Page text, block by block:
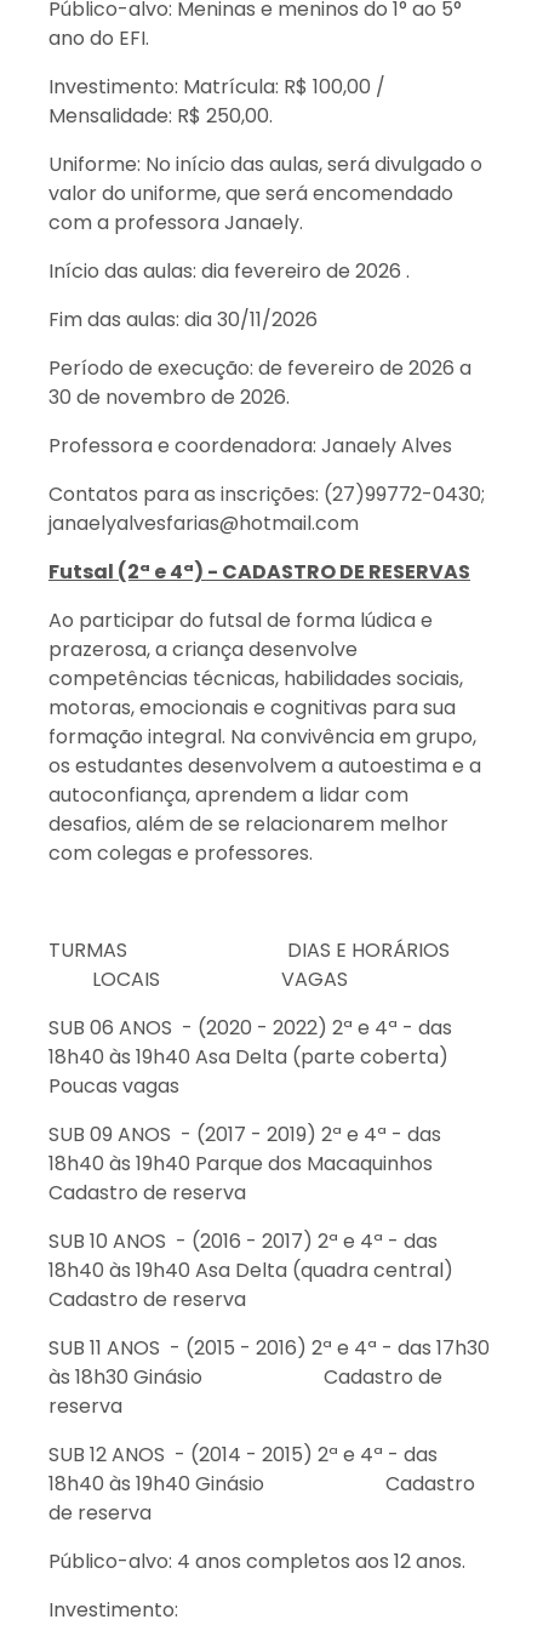
Público-alvo: Meninas e meninos do 1° ao 5°
ano do EFI.
Investimento: Matrícula: R$ 100,00 /
Mensalidade: R$ 250,00.
Uniforme: No início das aulas, será divulgado o
valor do uniforme, que será encomendado
com a professora Janaely.
Início das aulas: dia fevereiro de 2026 .
Fim das aulas: dia 30/11/2026
Período de execução: de fevereiro de 2026 a
30 de novembro de 2026.
Professora e coordenadora: Janaely Alves
Contatos para as inscrições: (27)99772-0430;
janaelyalvesfarias@hotmail.com
Futsal (2ª e 4ª) - CADASTRO DE RESERVAS
Ao participar do futsal de forma lúdica e
prazerosa, a criança desenvolve
competências técnicas, habilidades sociais,
motoras, emocionais e cognitivas para sua
formação integral. Na convivência em grupo,
os estudantes desenvolvem a autoestima e a
autoconfiança, aprendem a lidar com
desafios, além de se relacionarem melhor
com colegas e professores.
TURMAS DIAS E HORÁRIOS
LOCAIS VAGAS
SUB 06 ANOS - (2020 - 2022) 2ª e 4ª - das
18h40 às 19h40 Asa Delta (parte coberta)
Poucas vagas
SUB 09 ANOS - (2017 - 2019) 2ª e 4ª - das
18h40 às 19h40 Parque dos Macaquinhos
Cadastro de reserva
SUB 10 ANOS - (2016 - 2017) 2ª e 4ª - das
18h40 às 19h40 Asa Delta (quadra central)
Cadastro de reserva
SUB 11 ANOS - (2015 - 2016) 2ª e 4ª - das 17h30
às 18h30 Ginásio Cadastro de
reserva
SUB 12 ANOS - (2014 - 2015) 2ª e 4ª - das
18h40 às 19h40 Ginásio Cadastro
de reserva
Público-alvo: 4 anos completos aos 12 anos.
Investimento: